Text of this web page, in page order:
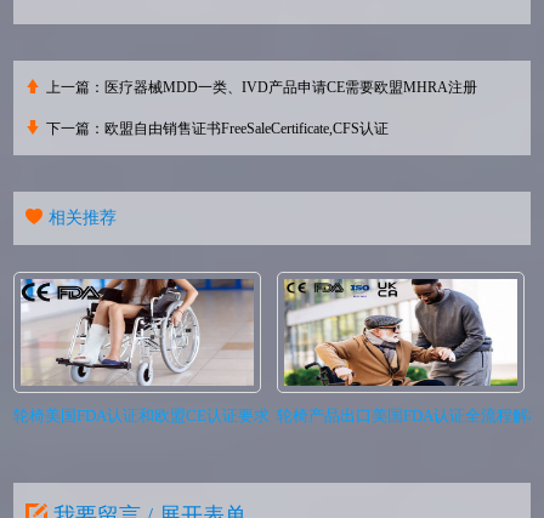
上一篇： 医疗器械MDD一类、IVD产品申请CE需要欧盟MHRA注册
下一篇： 欧盟自由销售证书FreeSaleCertificate,CFS认证
相关推荐
轮椅美国FDA认证和欧盟CE认证要求 轮椅产品出口美国FDA认证全流程解